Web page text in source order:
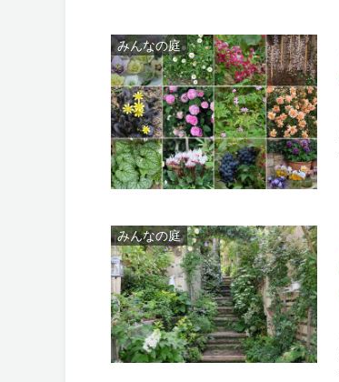
みんなの庭
みんなの庭